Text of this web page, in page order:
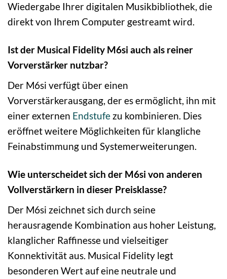
Wiedergabe Ihrer digitalen Musikbibliothek, die
direkt von Ihrem Computer gestreamt wird.
Ist der Musical Fidelity M6si auch als reiner
Vorverstärker nutzbar?
Der M6si verfügt über einen
Vorverstärkerausgang, der es ermöglicht, ihn mit
einer externen Endstufe zu kombinieren. Dies
eröffnet weitere Möglichkeiten für klangliche
Feinabstimmung und Systemerweiterungen.
Wie unterscheidet sich der M6si von anderen
Vollverstärkern in dieser Preisklasse?
Der M6si zeichnet sich durch seine
herausragende Kombination aus hoher Leistung,
klanglicher Raffinesse und vielseitiger
Konnektivität aus. Musical Fidelity legt
besonderen Wert auf eine neutrale und